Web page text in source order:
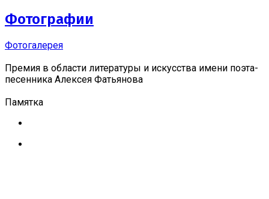
Фотографии
Фотогалерея
Премия в области литературы и искусства имени поэта-
песенника Алексея Фатьянова
Памятка